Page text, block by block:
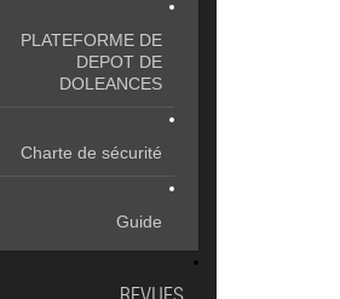
PLATEFORME DE
DEPOT DE
DOLEANCES
Charte de sécurité
Guide